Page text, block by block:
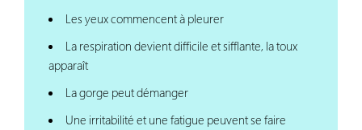
Les yeux commencent à pleurer
La respiration devient difficile et sifflante, la toux
apparaît
La gorge peut démanger
Une irritabilité et une fatigue peuvent se faire